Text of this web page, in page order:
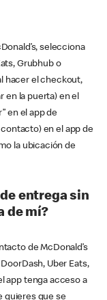
selecciona
Grubhub o
hacer el checkout,
en la puerta) en el
en el app de
en el app de
la ubicación de
entrega sin
de mí?
de McDonald’s
Uber Eats,
app tenga acceso a
quieres que se